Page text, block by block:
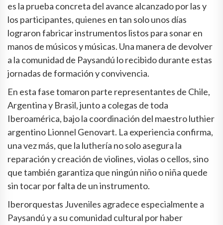
es la prueba concreta del avance alcanzado por las y
los participantes, quienes en tan solo unos días
lograron fabricar instrumentos listos para sonar en
manos de músicos y músicas. Una manera de devolver
a la comunidad de Paysandú lo recibido durante estas
jornadas de formación y convivencia.
En esta fase tomaron parte representantes de Chile,
Argentina y Brasil, junto a colegas de toda
Iberoamérica, bajo la coordinación del maestro luthier
argentino Lionnel Genovart. La experiencia confirma,
una vez más, que la luthería no solo asegura la
reparación y creación de violines, violas o cellos, sino
que también garantiza que ningún niño o niña quede
sin tocar por falta de un instrumento.
Iberorquestas Juveniles agradece especialmente a
Paysandú y a su comunidad cultural por haber